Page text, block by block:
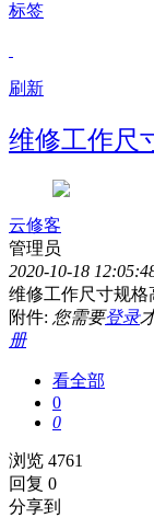
标签
刷新
维修工作尺
云修客
管理员
2020-10-18
维修工作尺寸规格
附件: 您需要登录
册
看全部
0
0
浏览 4761
回复 0
分享到